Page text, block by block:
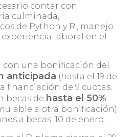
contar con
culminada,
de Python y R., manejo
laboral en el
una bonificación del
anticipada (hasta el 19 de
financiación de 9 cuotas.
becas de hasta el 50%
a otra bonificación).
a becas: 10 de enero.